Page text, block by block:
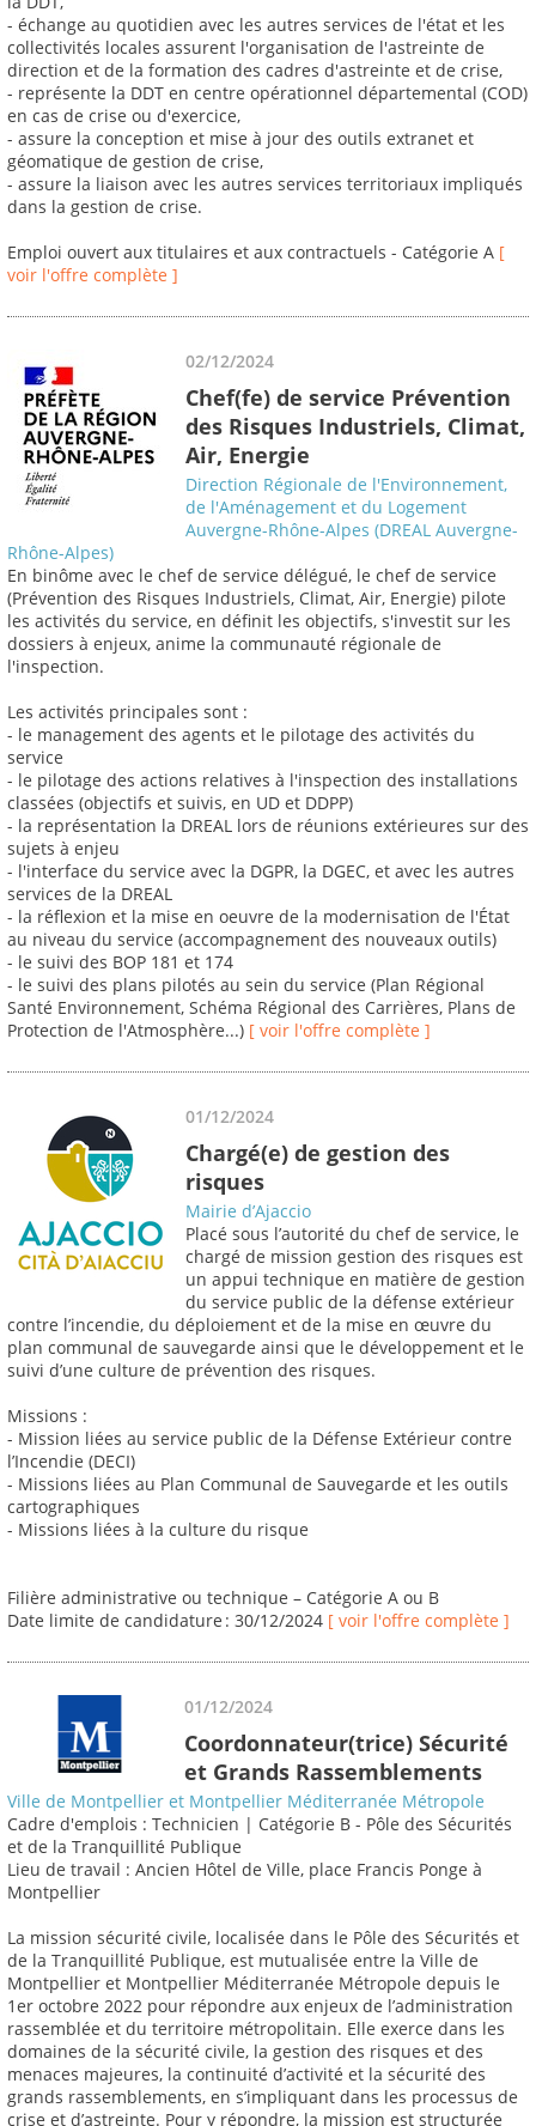
- échange au quotidien avec les autres services de l'état et les
collectivités locales assurent l'organisation de l'astreinte de
direction et de la formation des cadres d'astreinte et de crise,
- représente la DDT en centre opérationnel départemental (COD)
en cas de crise ou d'exercice,
- assure la conception et mise à jour des outils extranet et
géomatique de gestion de crise,
- assure la liaison avec les autres services territoriaux impliqués
dans la gestion de crise.
Emploi ouvert aux titulaires et aux contractuels - Catégorie A [
voir l'offre complète ]
02/12/2024
Chef(fe) de service Prévention
des Risques Industriels, Climat,
Air, Energie
Direction Régionale de l'Environnement,
de l'Aménagement et du Logement
Auvergne-Rhône-Alpes (DREAL Auvergne-
Rhône-Alpes)
En binôme avec le chef de service délégué, le chef de service
(Prévention des Risques Industriels, Climat, Air, Energie) pilote
les activités du service, en définit les objectifs, s'investit sur les
dossiers à enjeux, anime la communauté régionale de
l'inspection.
Les activités principales sont :
- le management des agents et le pilotage des activités du
service
- le pilotage des actions relatives à l'inspection des installations
classées (objectifs et suivis, en UD et DDPP)
- la représentation la DREAL lors de réunions extérieures sur des
sujets à enjeu
- l'interface du service avec la DGPR, la DGEC, et avec les autres
services de la DREAL
- la réflexion et la mise en oeuvre de la modernisation de l'État
au niveau du service (accompagnement des nouveaux outils)
- le suivi des BOP 181 et 174
- le suivi des plans pilotés au sein du service (Plan Régional
Santé Environnement, Schéma Régional des Carrières, Plans de
Protection de l'Atmosphère...) [ voir l'offre complète ]
01/12/2024
Chargé(e) de gestion des
risques
Mairie d’Ajaccio
Placé sous l’autorité du chef de service, le
chargé de mission gestion des risques est
un appui technique en matière de gestion
du service public de la défense extérieur
contre l’incendie, du déploiement et de la mise en œuvre du
plan communal de sauvegarde ainsi que le développement et le
suivi d’une culture de prévention des risques.
Missions :
- Mission liées au service public de la Défense Extérieur contre
l’Incendie (DECI)
- Missions liées au Plan Communal de Sauvegarde et les outils
cartographiques
- Missions liées à la culture du risque
Filière administrative ou technique – Catégorie A ou B
Date limite de candidature : 30/12/2024 [ voir l'offre complète ]
01/12/2024
Coordonnateur(trice) Sécurité
et Grands Rassemblements
Ville de Montpellier et Montpellier Méditerranée Métropole
Cadre d'emplois : Technicien | Catégorie B - Pôle des Sécurités
et de la Tranquillité Publique
Lieu de travail : Ancien Hôtel de Ville, place Francis Ponge à
Montpellier
La mission sécurité civile, localisée dans le Pôle des Sécurités et
de la Tranquillité Publique, est mutualisée entre la Ville de
Montpellier et Montpellier Méditerranée Métropole depuis le
1er octobre 2022 pour répondre aux enjeux de l’administration
rassemblée et du territoire métropolitain. Elle exerce dans les
domaines de la sécurité civile, la gestion des risques et des
menaces majeures, la continuité d’activité et la sécurité des
grands rassemblements, en s’impliquant dans les processus de
crise et d’astreinte. Pour y répondre, la mission est structurée